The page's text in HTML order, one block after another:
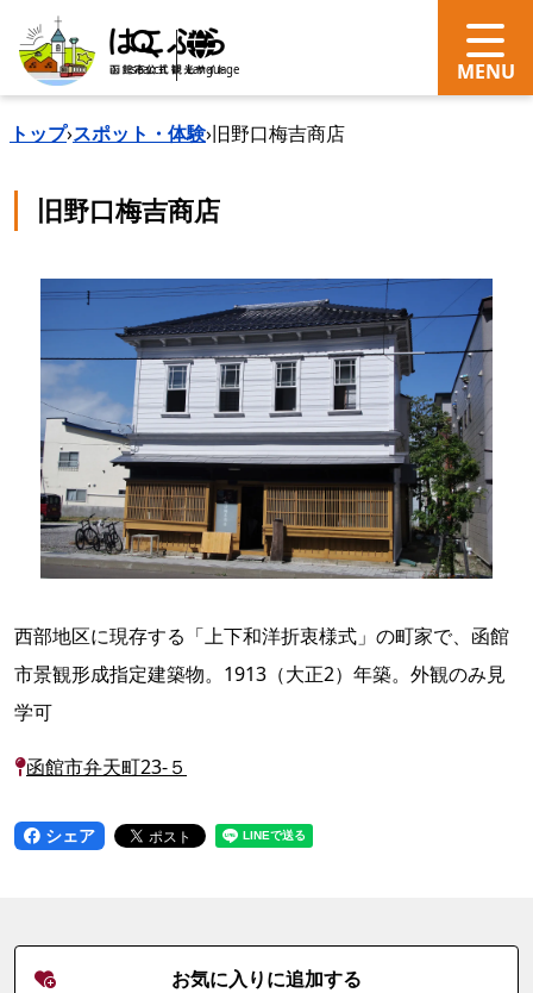
search Language
トップ›スポット・体験›旧野口梅吉商店
旧野口梅吉商店
西部地区に現存する「上下和洋折衷様式」の町家で、函館
市景観形成指定建築物。1913（大正2）年築。外観のみ見
学可
函館市弁天町23-５
シェア
お気に入りに追加する